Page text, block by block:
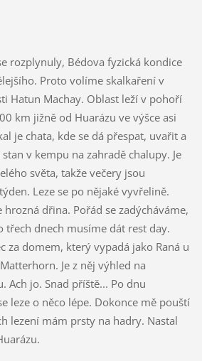
rozplynuly, Bédova fyzická kondice
Proto volíme skalkaření v
Hatun Machay. Oblast leží v pohoří
km jižně od Huarázu ve výšce asi
je chata, kde se dá přespat, uvařit a
v kempu na zahradě chalupy. Je
světa, takže večery jsou
Leze se po nějaké vyvřelině.
hrozná dřina. Pořád se zadýcháváme,
třech dnech musíme dát rest day.
za domem, který vypadá jako Raná u
Je z něj výhled na
Ach jo. Snad příště... Po dnu
leze o něco lépe. Dokonce mě pouští
lezení mám prsty na hadry. Nastal